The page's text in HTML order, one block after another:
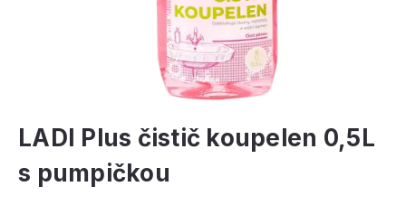
LADI Plus čistič koupelen 0,5L
s pumpičkou